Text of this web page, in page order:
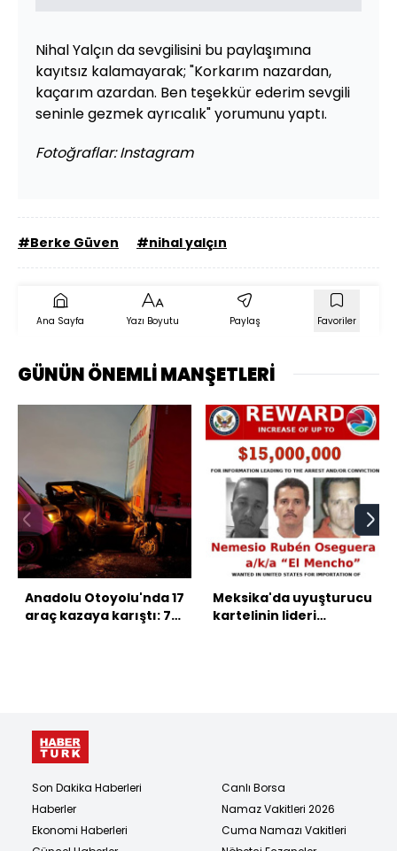
Nihal Yalçın da sevgilisini bu paylaşımına
kayıtsız kalamayarak; "Korkarım nazardan,
kaçarım azardan. Ben teşekkür ederim sevgili
seninle gezmek ayrıcalık" yorumunu yaptı.
Fotoğraflar: Instagram
#Berke Güven #nihal yalçın
Ana Sayfa Yazı Boyutu Paylaş Favoriler
GÜNÜN ÖNEMLİ MANŞETLERİ
Anadolu Otoyolu'nda 17
araç kazaya karıştı: 7
Meksika'da uyuşturucu
kartelinin lideri
Son Dakika Haberleri
Haberler
Ekonomi Haberleri
Canlı Borsa
Namaz Vakitleri 2026
Cuma Namazı Vakitleri